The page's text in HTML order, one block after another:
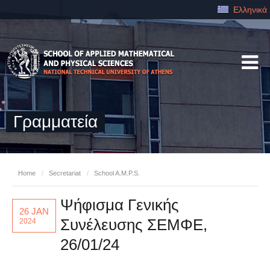
Ελληνικά
Γραμματεία
Home / Secretariat / School A.M.P.S.
26 JAN
2024
Ψήφισμα Γενικής
Συνέλευσης ΣΕΜΦΕ,
26/01/24